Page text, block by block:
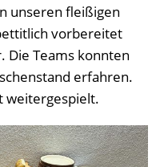
unseren fleißigen
vorbereitet
Die Teams konnten
erfahren.
weitergespielt.